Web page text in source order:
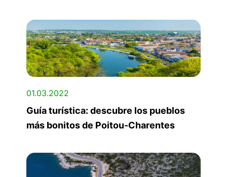
01.03.2022
Guía turística: descubre los pueblos
más bonitos de Poitou-Charentes